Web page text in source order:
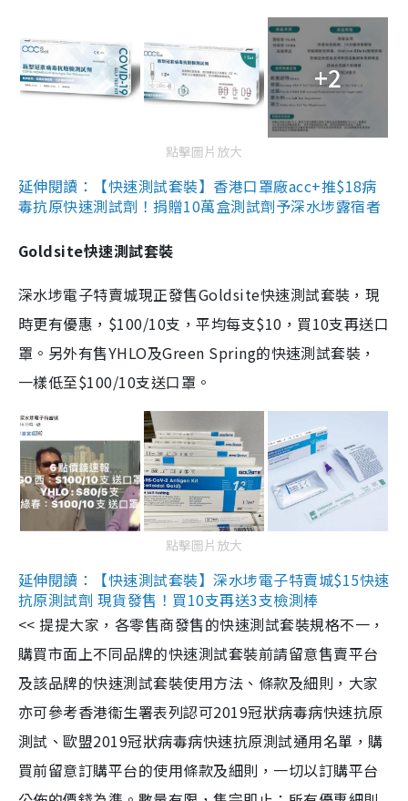
+2
點擊圖片放大
延伸閱讀：【快速測試套裝】香港口罩廠acc+推$18病
毒抗原快速測試劑！捐贈10萬盒測試劑予深水埗露宿者
Goldsite快速測試套裝
深水埗電子特賣城現正發售Goldsite快速測試套裝，現
時更有優惠，$100/10支，平均每支$10，買10支再送口
罩。另外有售YHLO及Green Spring的快速測試套裝，
一樣低至$100/10支送口罩。
點擊圖片放大
延伸閱讀：【快速測試套裝】深水埗電子特賣城$15快速
抗原測試劑 現貨發售！買10支再送3支檢測棒
<< 提提大家，各零售商發售的快速測試套裝規格不一，
購買市面上不同品牌的快速測試套裝前請留意售賣平台
及該品牌的快速測試套裝使用方法、條款及細則，大家
亦可參考香港衞生署表列認可2019冠狀病毒病快速抗原
測試、歐盟2019冠狀病毒病快速抗原測試通用名單，購
買前留意訂購平台的使用條款及細則，一切以訂購平台